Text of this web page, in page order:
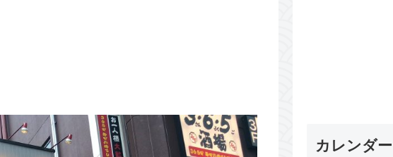
カレンダー